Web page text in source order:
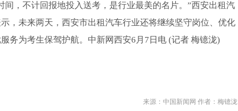
间，不计回报地投入送考，是行业最美的名片。”西安出租汽
，未来两天，西安市出租汽车行业还将继续坚守岗位、优化
务为考生保驾护航。中新网西安6月7日电 (记者 梅镱泷)
来源：中国新闻网 作者：梅镱泷